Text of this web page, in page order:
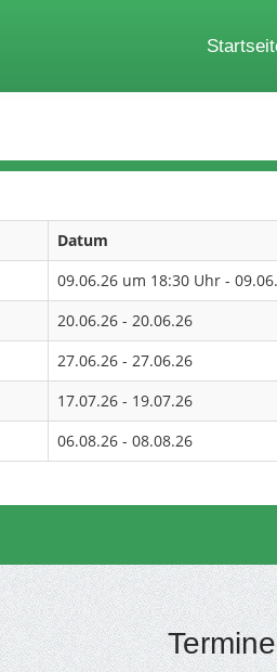
Datum
09.06.26 um 18:30 Uhr -
20.06.26 - 20.06.26
27.06.26 - 27.06.26
17.07.26 - 19.07.26
06.08.26 - 08.08.26
Termine